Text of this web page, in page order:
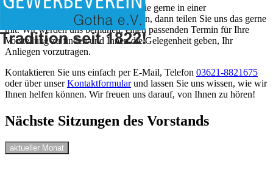
Wenn Sie ein Anliegen haben, das Sie gerne in einer
Vorstandssitzung vorbringen möchten, dann teilen Sie uns das gerne
mit. Wir werden uns bemühen, einen passenden Termin für Ihre
Vorstellung zu finden und Ihnen die Gelegenheit geben, Ihr
Anliegen vorzutragen.
Kontaktieren Sie uns einfach per E-Mail, Telefon 03621-8821675
oder über unserKontaktformularund lassen Sie uns wissen, wie wir
Ihnen helfen können. Wir freuen uns darauf, von Ihnen zu hören!
Nächste Sitzungen des Vorstands
aktueller Monat